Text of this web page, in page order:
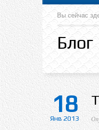
Вы сейчас
Блог
18
Янв 2013